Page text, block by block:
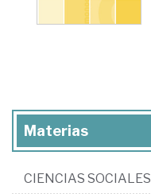
Materias
CIENCIAS SOCIALES